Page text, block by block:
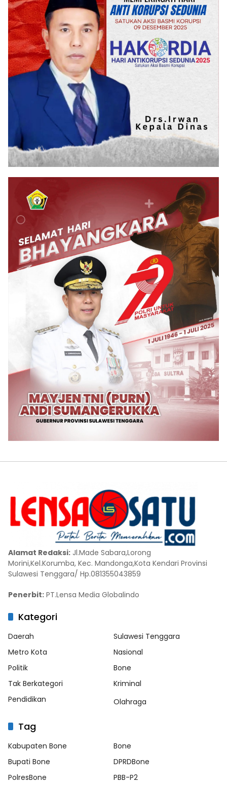
Alamat Redaksi: Jl.Made Sabara,Lorong
Morini,Kel.Korumba, Kec. Mandonga,Kota Kendari Provinsi
Sulawesi Tenggara/ Hp.081355043859
Penerbit: PT.Lensa Media Globalindo
Kategori
Daerah
Sulawesi Tenggara
Metro Kota
Nasional
Politik
Bone
Tak Berkategori
Kriminal
Pendidikan
Olahraga
Tag
Kabupaten Bone
Bone
Bupati Bone
DPRDBone
PolresBone
PBB-P2